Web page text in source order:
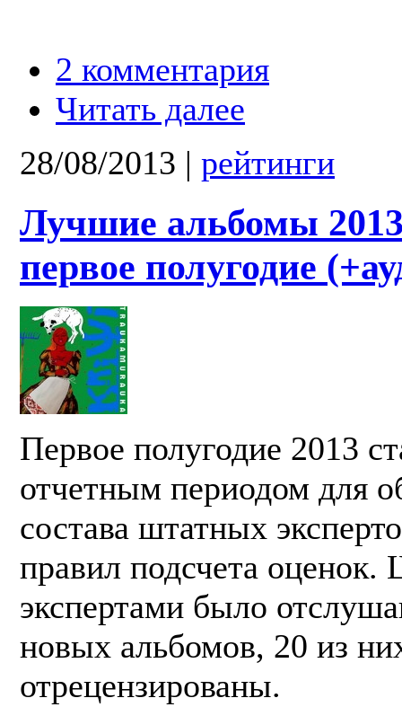
2 комментария
Читать далее
28/08/2013 | рейтинги
Лучшие альбомы
первое полугодие
Первое полугодие 2013
отчетным периодом для
состава штатных
правил подсчета
экспертами было
новых альбомов, 20 из
отрецензированы.